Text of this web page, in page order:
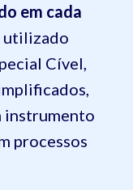
em cada
utilizado
Cível,
instrumento
processos